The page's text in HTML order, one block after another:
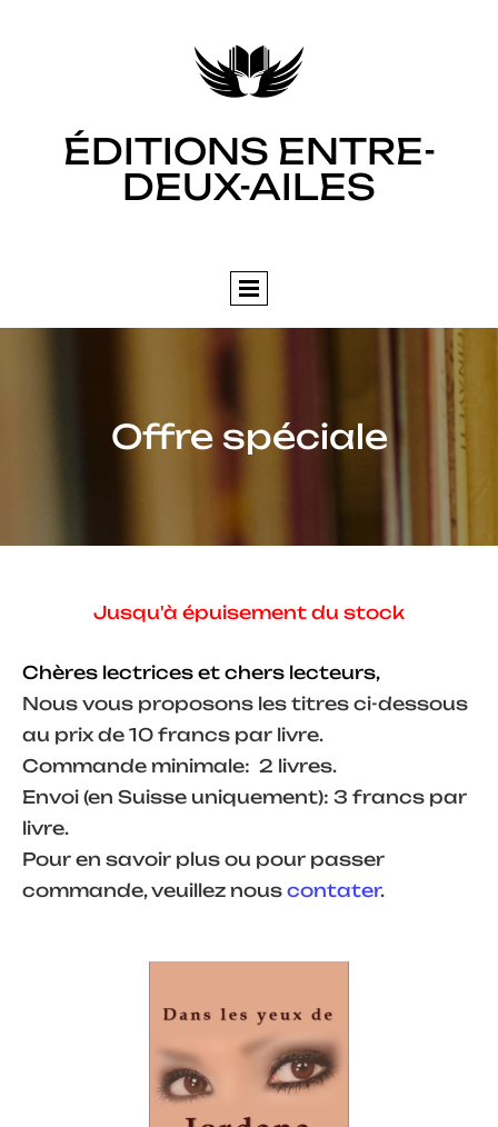
ÉDITIONS ENTRE-
DEUX-AILES
Offre spéciale
Jusqu'à épuisement du stock
Chères lectrices et chers lecteurs,
Nous vous proposons les titres ci-dessous
au prix de 10 francs par livre.
Commande minimale: 2 livres.
Envoi (en Suisse uniquement): 3 francs par
livre.
Pour en savoir plus ou pour passer
commande, veuillez nous contater.